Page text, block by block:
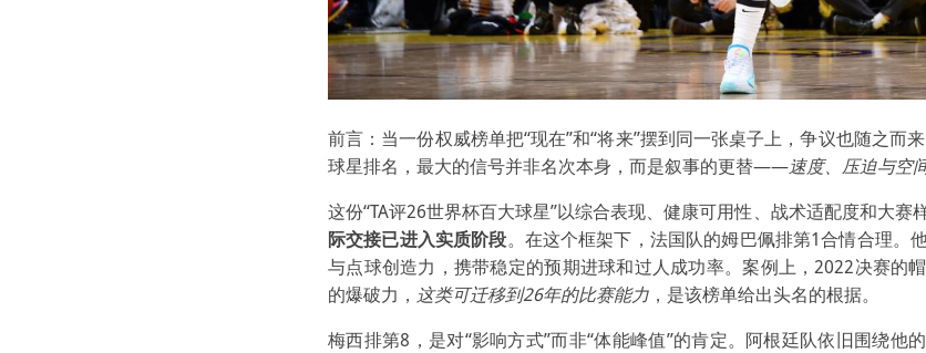
前言：当一份权威榜单把“现在”和“将来”摆到同一张桌子上，争议也随之而
球星排名，最大的信号并非名次本身，而是叙事的更替——速度、压迫与空
这份“TA评26世界杯百大球星”以综合表现、健康可用性、战术适配度和大赛
际交接已进入实质阶段。在这个框架下，法国队的姆巴佩排第1合情合理。
与点球创造力，携带稳定的预期进球和过人成功率。案例上，2022决赛的
的爆破力， 这类可迁移到26年的比赛能力 ，是该榜单给出头名的根据。
梅西排第8，是对“影响方式”而非“体能峰值”的肯定。阿根廷队依旧围绕他